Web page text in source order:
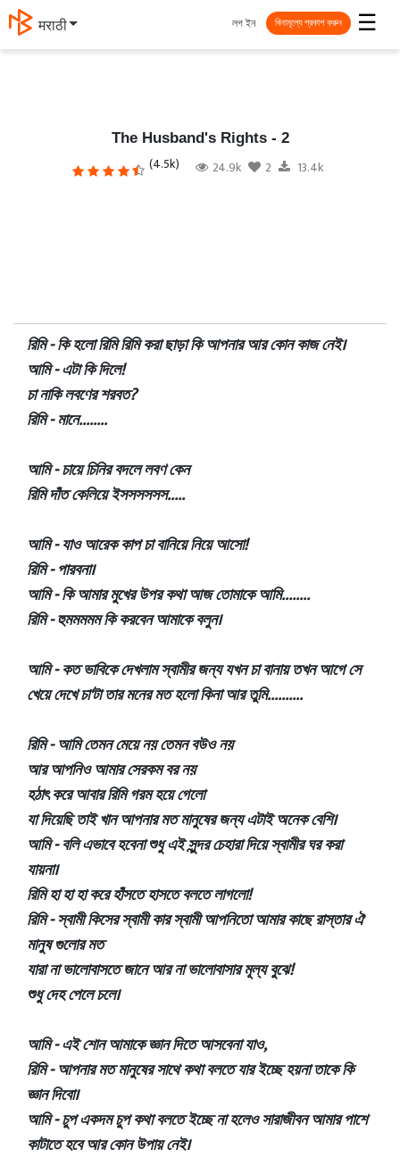
मराठी ☰
লগ ইন বিনামূল্যে প্রকাশ করুন
The Husband's Rights - 2
(4.5k) 24.9k 2 13.4k
রিমি - কি হলো রিমি রিমি করা ছাড়া কি আপনার আর কোন কাজ নেই।
আমি - এটা কি দিলে!
চা নাকি লবণের শরবত?
রিমি - মানে........
আমি - চায়ে চিনির বদলে লবণ কেন
রিমি দাঁত কেলিয়ে ইসসসসসস.....
আমি - যাও আরেক কাপ চা বানিয়ে নিয়ে আসো!
রিমি - পারবনা।
আমি - কি আমার মুখের উপর কথা আজ তোমাকে আমি........
রিমি - হুমমমমম কি করবেন আমাকে বলুন।
আমি - কত ভাবিকে দেখলাম স্বামীর জন্য যখন চা বানায় তখন আগে সে
খেয়ে দেখে চা'টা তার মনের মত হলো কিনা আর তুমি..........
রিমি - আমি তেমন মেয়ে নয় তেমন বউও নয়
আর আপনিও আমার সেরকম বর নয়
হঠাৎ করে আবার রিমি গরম হয়ে গেলো
যা দিয়েছি তাই খান আপনার মত মানুষের জন্য এটাই অনেক বেশি।
আমি - বলি এভাবে হবেনা শুধু এই সুন্দর চেহারা দিয়ে স্বামীর ঘর করা
যায়না।
রিমি হা হা হা করে হাঁসতে হাসতে বলতে লাগলো!
রিমি - স্বামী কিসের স্বামী কার স্বামী আপনিতো আমার কাছে রাস্তার ঐ
মানুষ গুলোর মত
যারা না ভালোবাসতে জানে আর না ভালোবাসার মূল্য বুঝে!
শুধু দেহ পেলে চলে।
আমি - এই শোন আমাকে জ্ঞান দিতে আসবেনা যাও,
রিমি - আপনার মত মানুষের সাথে কথা বলতে যার ইচ্ছে হয়না তাকে কি
জ্ঞান দিবো।
আমি - চুপ একদম চুপ কথা বলতে ইচ্ছে না হলেও সারাজীবন আমার পাশে
কাটাতে হবে আর কোন উপায় নেই।